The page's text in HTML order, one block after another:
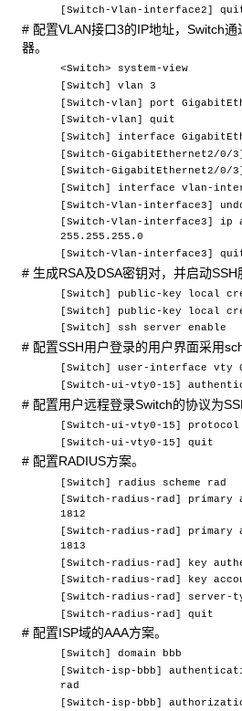
[Switch-Vlan-interface2]
# 配置VLAN接口3的IP地址，Switch
器。
<Switch> system-view
[Switch] vlan 3
[Switch-vlan] port
[Switch-vlan] quit
[Switch] interface
[Switch-GigabitEthernet2/0/
[Switch-GigabitEthernet2/0/
[Switch] interface vlan-
[Switch-Vlan-interface3]
[Switch-Vlan-interface3] ip
255.255.255.0
[Switch-Vlan-interface3]
# 生成RSA及DSA密钥对，并启动SSH
[Switch] public-key local
[Switch] public-key local
[Switch] ssh server enable
# 配置SSH用户登录的用户界面采用
[Switch] user-interface vty
[Switch-ui-vty0-15]
# 配置用户远程登录Switch的协议为
[Switch-ui-vty0-15] protocol
[Switch-ui-vty0-15] quit
# 配置RADIUS方案。
[Switch] radius scheme rad
[Switch-radius-rad] primary
1812
[Switch-radius-rad] primary
1813
[Switch-radius-rad] key
[Switch-radius-rad] key
[Switch-radius-rad] server-
[Switch-radius-rad] quit
# 配置ISP域的AAA方案。
[Switch] domain bbb
[Switch-isp-bbb]
rad
[Switch-isp-bbb]